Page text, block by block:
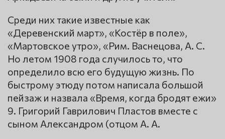
Среди них такие известные как
«Деревенский март», «Костёр в поле»,
«Мартовское утро», «Рим. Васнецова, А. С.
Но летом 1908 года случилось то, что
определило всю его будущую жизнь. По
быстрому этюду потом написала большой
пейзаж и назвала «Время, когда бродят ежи»
9. Григорий Гаврилович Пластов вместе с
сыном Александром (отцом А. А.